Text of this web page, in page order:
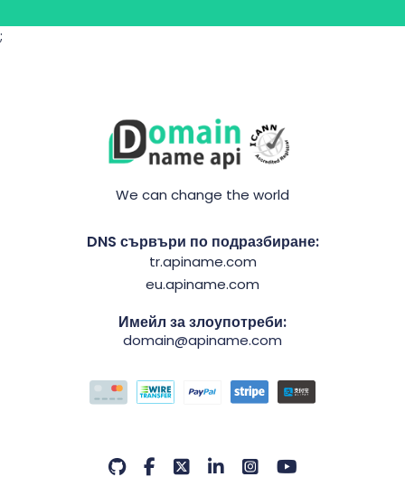
;
We can change the world
DNS сървъри по подразбиране:
tr.apiname.com
eu.apiname.com
Имейл за злоупотреби:
domain@apiname.com